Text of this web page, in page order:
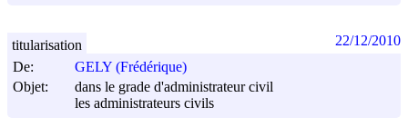
De:
GELY (Frédérique)
Objet:
dans le grade d'administrateur civil
les administrateurs civils
titularisation 22/12/2010